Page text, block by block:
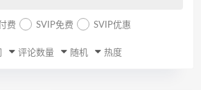
费 SVIP免费 SVIP优惠
评论数量 随机 热度